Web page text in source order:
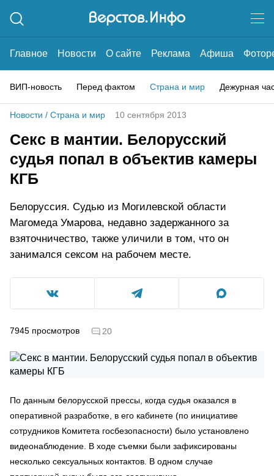
Главное Новости О сайте Реклама Афиша
ВИП-новость Перед фактом Страна и мир Дежурная
Новости / Страна и мир 10 сентября 2013
Секс в мантии. Белорусский
судья попал в объектив камеры
КГБ
Белоруссия. Судью из Могилевской области
Магомеда Умарова, недавно задержанного за
взяточничество, также уличили в том, что он
занимался сексом на рабочем месте.
7945 просмотров 20
По данным белорусской прессы, когда судья оказался в
оперативной разработке, в его кабинете (по инициативе
сотрудников Комитета госбезопасности) было установлено
видеонаблюдение. В ходе съемки были зафиксированы
несколько сексуальных контактов. В одном случае